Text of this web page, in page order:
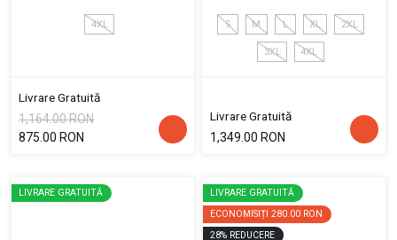
4XL
Livrare Gratuită
1,164.00 RON
875.00 RON
S M L XL 2XL
3XL 4XL
Livrare Gratuită
1,349.00 RON
LIVRARE GRATUITĂ
LIVRARE GRATUITĂ
ECONOMISIȚI 280.00 RON
28% REDUCERE